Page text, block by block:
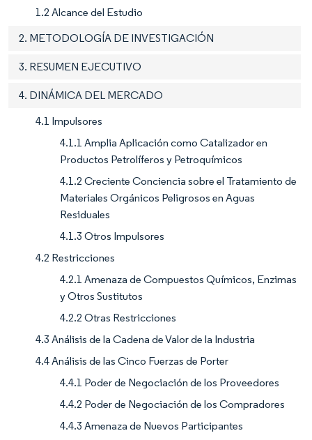
1.2 Alcance del Estudio
2. METODOLOGÍA DE INVESTIGACIÓN
3. RESUMEN EJECUTIVO
4. DINÁMICA DEL MERCADO
4.1 Impulsores
4.1.1 Amplia Aplicación como Catalizador en
Productos Petrolíferos y Petroquímicos
4.1.2 Creciente Conciencia sobre el Tratamiento de
Materiales Orgánicos Peligrosos en Aguas
Residuales
4.1.3 Otros Impulsores
4.2 Restricciones
4.2.1 Amenaza de Compuestos Químicos, Enzimas
y Otros Sustitutos
4.2.2 Otras Restricciones
4.3 Análisis de la Cadena de Valor de la Industria
4.4 Análisis de las Cinco Fuerzas de Porter
4.4.1 Poder de Negociación de los Proveedores
4.4.2 Poder de Negociación de los Compradores
4.4.3 Amenaza de Nuevos Participantes